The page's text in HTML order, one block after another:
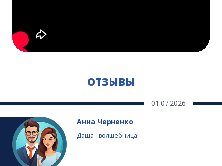
ОТЗЫВЫ
01.07.2026
Анна Черненко
Даша - волшебница!